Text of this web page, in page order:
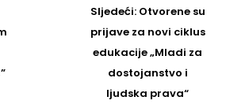
Sljedeći: Sljedeći
Post
Otvorene su
prijave za novi ciklus
edukacije „Mladi za
dostojanstvo i
ljudska prava“